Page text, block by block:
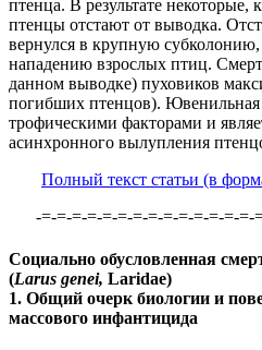
птенца. В результате некоторые,
птенцы отстают от выводка.
вернулся в крупную
нападению взрослых птиц.
данном выводке) пуховиков
погибших птенцов). Ювенильная
трофическими факторами и
асинхронного вылупления
Полный текст статьи (в
-=-=-=-=-=-=-=-=-=-=-=-=-=-=-
Социально обусловленная
(Larus genei, Laridae)
1. Общий очерк биологии и
массового инфантицида